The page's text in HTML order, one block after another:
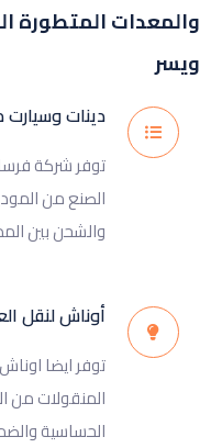
والمعدات المتطورة
ويسر
دينات
توفر شركة
الصنع من
والشحن بين
أوناش لنقل
توفر ايضا
المنقولات من
الحساسية